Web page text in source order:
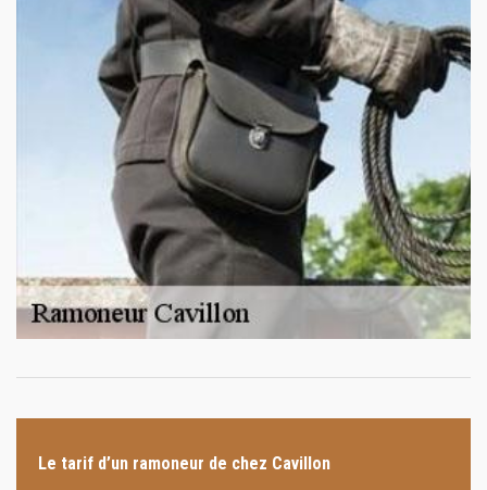
Le tarif d’un ramoneur de chez Cavillon